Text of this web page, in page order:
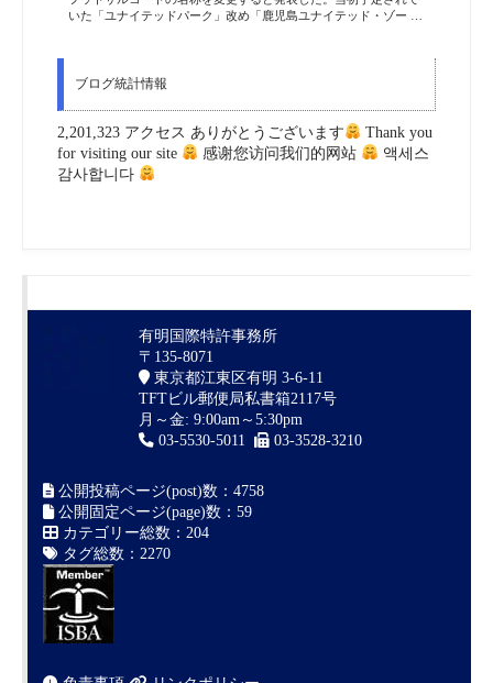
いた「ユナイテッドパーク」改め「鹿児島ユナイテッド・ゾー …
ブログ統計情報
2,201,323 アクセス ありがとうございます
Thank you
for visiting our site
感谢您访问我们的网站
액세스
감사합니다
有明国際特許事務所
〒135-8071
東京都江東区有明 3-6-11
TFTビル郵便局私書箱2117号
月～金: 9:00am～5:30pm
03-5530-5011
03-3528-3210
公開投稿ページ(post)数：4758
公開固定ページ(page)数：59
カテゴリー総数：204
タグ総数：2270